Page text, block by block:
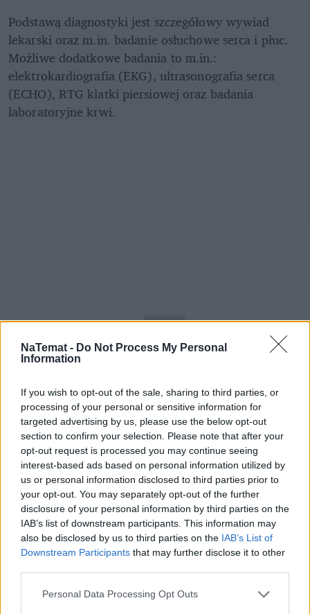
NaTemat - Do Not Process My Personal
Information
If you wish to opt-out of the sale, sharing to third parties, or
processing of your personal or sensitive information for
targeted advertising by us, please use the below opt-out
section to confirm your selection. Please note that after your
opt-out request is processed you may continue seeing
interest-based ads based on personal information utilized by
us or personal information disclosed to third parties prior to
your opt-out. You may separately opt-out of the further
disclosure of your personal information by third parties on the
IAB’s list of downstream participants. This information may
also be disclosed by us to third parties on the IAB’s List of
Downstream Participants that may further disclose it to other
Personal Data Processing Opt Outs
Podstawą diagnostyki jest szczegółowy wywiad
lekarski oraz m.in. badanie osłuchowe serca i płuc.
Możliwe dodatkowe badania to m.in.:
elektrokardiografia (EKG), ultrasonografia serca
(ECHO), RTG klatki piersiowej oraz badania
laboratoryjne krwi.
Łupiemy carski beton!  Drytooling
pod Warszawą (Janówek Pierwszy) |
kierunek:GÓRY #4